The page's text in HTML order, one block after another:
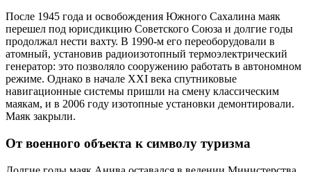
После 1945 года и освобождения Южного Сахалина маяк
перешел под юрисдикцию Советского Союза и долгие годы
продолжал нести вахту. В 1990-м его переоборудовали в
атомный, установив радиоизотопный термоэлектрический
генератор: это позволяло сооружению работать в автономном
режиме. Однако в начале XXI века спутниковые
навигационные системы пришли на смену классическим
маякам, и в 2006 году изотопные установки демонтировали.
Маяк закрыли.
От военного объекта к символу туризма